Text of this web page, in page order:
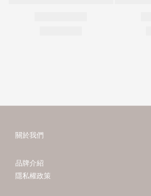
關於我們
品牌介紹
隱私權政策